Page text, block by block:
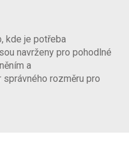
kde je potřeba
navrženy pro pohodlné
a
rozměru pro